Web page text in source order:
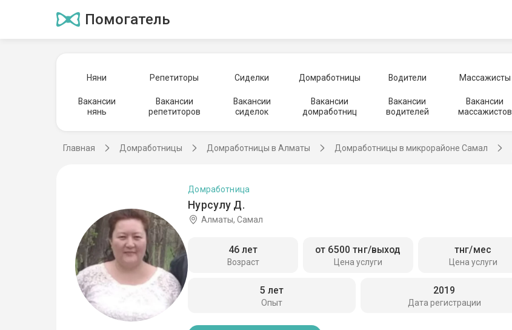
Помогатель
Няни Репетиторы Сиделки Домработницы Водители Массажисты
Вакансии
нянь
Вакансии
репетиторов
Вакансии
сиделок
Вакансии
домработниц
Вакансии
водителей
Вакансии
массажистов
Главная Домработницы Домработницы в Алматы Домработницы в микрорайоне Самал
Нурсулу Д.
Домработница
Алматы, Самал
Возраст
46 лет
Цена услуги
от 6500 тнг/выход
Цена услуги
тнг/мес
Опыт
5 лет
Дата регистрации
2019